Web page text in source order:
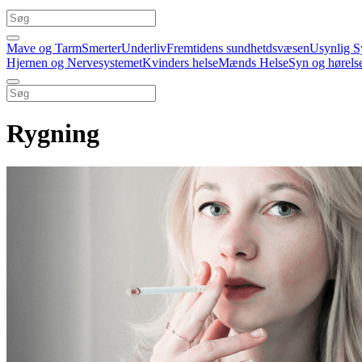
Mave og TarmSmerterUnderlivFremtidens sundhetdsvæsenUsynlig
Hjernen og NervesystemetKvinders helseMænds HelseSyn og
Rygning